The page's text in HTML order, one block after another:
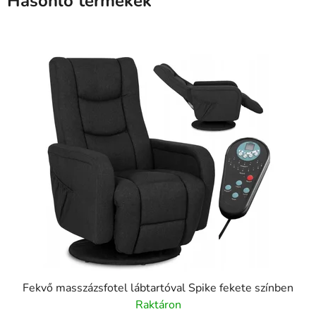
Fekvő masszázsfotel lábtartóval Spike fekete színben
Raktáron